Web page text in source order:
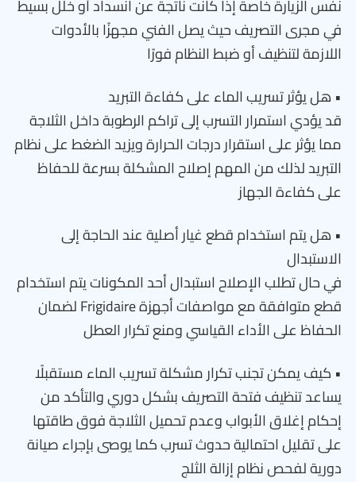
نفس الزيارة خاصة إذا كانت ناتجة عن انسداد أو خلل بسيط
في مجرى التصريف حيث يصل الفني مجهزًا بالأدوات
اللازمة لتنظيف أو ضبط النظام فورًا
• هل يؤثر تسريب الماء على كفاءة التبريد
قد يؤدي استمرار التسرب إلى تراكم الرطوبة داخل الثلاجة
مما يؤثر على استقرار درجات الحرارة ويزيد الضغط على نظام
التبريد لذلك من المهم إصلاح المشكلة بسرعة للحفاظ
على كفاءة الجهاز
• هل يتم استخدام قطع غيار أصلية عند الحاجة إلى
الاستبدال
في حال تطلب الإصلاح استبدال أحد المكونات يتم استخدام
قطع متوافقة مع مواصفات أجهزة Frigidaire لضمان
الحفاظ على الأداء القياسي ومنع تكرار العطل
• كيف يمكن تجنب تكرار مشكلة تسريب الماء مستقبلًا
يساعد تنظيف فتحة التصريف بشكل دوري والتأكد من
إحكام إغلاق الأبواب وعدم تحميل الثلاجة فوق طاقتها
على تقليل احتمالية حدوث تسرب كما يوصى بإجراء صيانة
دورية لفحص نظام إزالة الثلج